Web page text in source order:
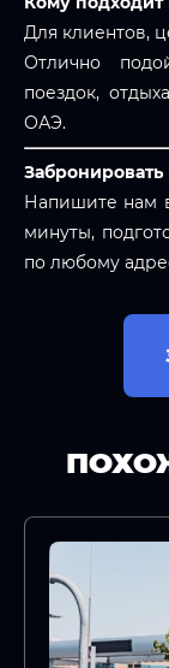
Для клиентов,
Отлично
поездок,
ОАЭ.
Забронировать
Напишите нам
минуты,
по любому